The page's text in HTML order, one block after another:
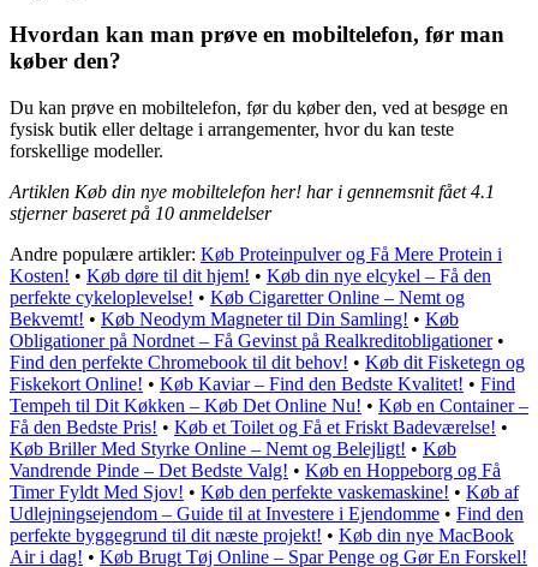
Hvordan kan man prøve en mobiltelefon, før man
køber den?
Du kan prøve en mobiltelefon, før du køber den, ved at besøge en
fysisk butik eller deltage i arrangementer, hvor du kan teste
forskellige modeller.
Artiklen Køb din nye mobiltelefon her! har i gennemsnit fået4.1
stjerner baseret på 10 anmeldelser
Andre populære artikler: Køb Proteinpulver og Få Mere Protein i
Kosten! • Køb døre til dit hjem! • Køb din nye elcykel – Få den
perfekte cykeloplevelse! • Køb Cigaretter Online – Nemt og
Bekvemt! • Køb Neodym Magneter til Din Samling! • Køb
Obligationer på Nordnet – Få Gevinst på Realkreditobligationer•
Find den perfekte Chromebook til dit behov! • Køb dit Fisketegn og
Fiskekort Online! • Køb Kaviar – Find den Bedste Kvalitet! • Find
Tempeh til Dit Køkken – Køb Det Online Nu! • Køb en Container –
Få den Bedste Pris! • Køb et Toilet og Få et Friskt Badeværelse! •
Køb Briller Med Styrke Online – Nemt og Belejligt! • Køb
Vandrende Pinde – Det Bedste Valg! • Køb en Hoppeborg og Få
Timer Fyldt Med Sjov! • Køb den perfekte vaskemaskine! • Køb af
Udlejningsejendom – Guide til at Investere i Ejendomme • Find den
perfekte byggegrund til dit næste projekt! • Køb din nye MacBook
Air i dag! • Køb Brugt Tøj Online – Spar Penge og Gør En Forskel!